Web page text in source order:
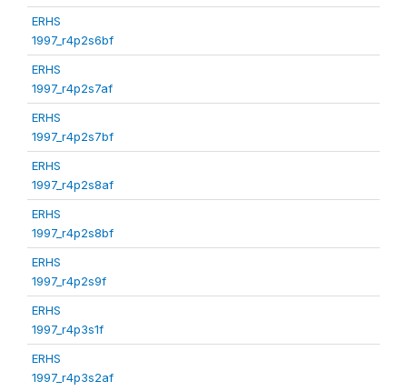
ERHS
1997_r4p2s6bf
ERHS
1997_r4p2s7af
ERHS
1997_r4p2s7bf
ERHS
1997_r4p2s8af
ERHS
1997_r4p2s8bf
ERHS
1997_r4p2s9f
ERHS
1997_r4p3s1f
ERHS
1997_r4p3s2af